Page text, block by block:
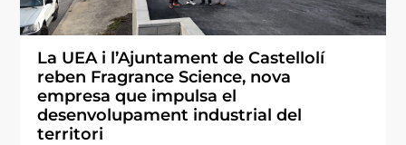
La UEA i l’Ajuntament de Castellolí
reben Fragrance Science, nova
empresa que impulsa el
desenvolupament industrial del
territori